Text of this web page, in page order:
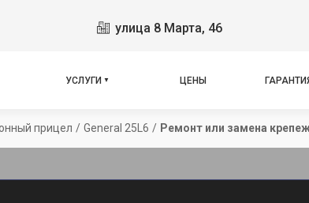
улица 8 Марта, 46
УСЛУГИ ЦЕНЫ
прицел / General 25L6 / Ремонт или замена